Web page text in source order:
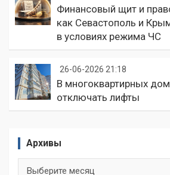
Финансовый щит и
как Севастополь и
в условиях режима ЧС
26-06-2026 21:18
В многоквартирных
отключать лифты
Архивы